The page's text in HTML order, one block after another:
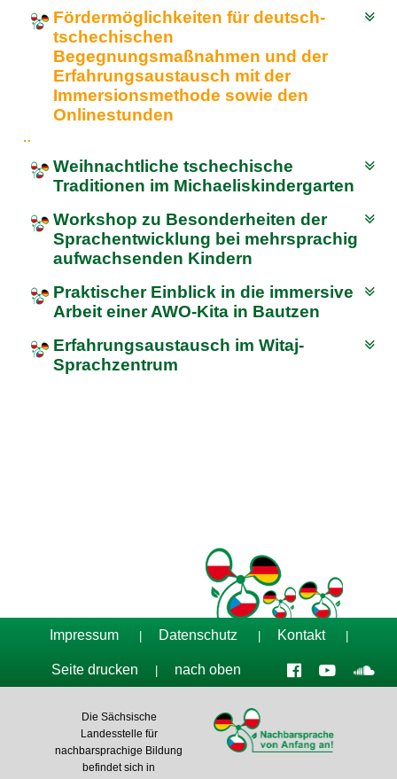
Kontakt
Feste, Feiertage, Schulferien
Ausschreibungen
Wegweiser NiKiS
Elternratgeber
Serie Biedronka, Maus & Žába
Wanderausstellung
Interreg SN-CZ 2021-2026
Interreg BB-PL 2021-2027
Interreg PLSN 2014-2020
Aktionstage
Aktionslandkarte
Mitwirkung anmelden
Übersicht Mitwirkende
Öffentlichkeitsarbeit
Archiv
Aktionstage 2024
Fördermöglichkeiten für deutsch-
tschechischen
Begegnungsmaßnahmen und der
Erfahrungsaustausch mit der
Immersionsmethode sowie den
Onlinestunden
Weihnachtliche tschechische
Traditionen im Michaeliskindergarten
Workshop zu Besonderheiten der
Sprachentwicklung bei mehrsprachig
aufwachsenden Kindern
Praktischer Einblick in die immersive
Arbeit einer AWO-Kita in Bautzen
Erfahrungsaustausch im Witaj-
Sprachzentrum
Impressum Datenschutz Kontakt
Seite drucken nach oben
Die Sächsische
Landesstelle für
nachbarsprachige Bildung
befindet sich in